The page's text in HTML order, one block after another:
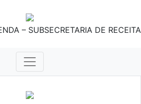
– SUBSECRETARIA DE RECEITA